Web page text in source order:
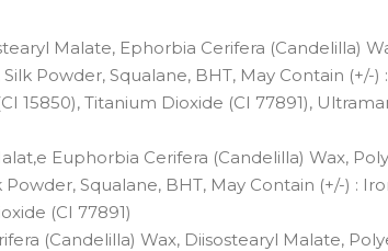
Malate, Ephorbia Cerifera (Candelilla)
Powder, Squalane, BHT, May Contain (+/-)
15850), Titanium Dioxide (CI 77891),
Euphorbia Cerifera (Candelilla) Wax,
Squalane, BHT, May Contain (+/-) :
(CI 77891)
(Candelilla) Wax, Diisostearyl Malate,